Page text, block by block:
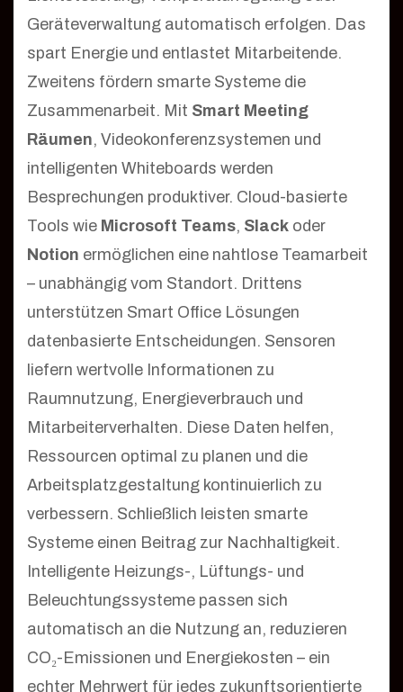
Geräteverwaltung automatisch erfolgen. Das
spart Energie und entlastet Mitarbeitende.
Zweitens fördern smarte Systeme die
Zusammenarbeit. Mit Smart Meeting
Räumen, Videokonferenzsystemen und
intelligenten Whiteboards werden
Besprechungen produktiver. Cloud-basierte
Tools wie Microsoft Teams, Slack oder
Notion ermöglichen eine nahtlose Teamarbeit
– unabhängig vom Standort. Drittens
unterstützen Smart Office Lösungen
datenbasierte Entscheidungen. Sensoren
liefern wertvolle Informationen zu
Raumnutzung, Energieverbrauch und
Mitarbeiterverhalten. Diese Daten helfen,
Ressourcen optimal zu planen und die
Arbeitsplatzgestaltung kontinuierlich zu
verbessern. Schließlich leisten smarte
Systeme einen Beitrag zur Nachhaltigkeit.
Intelligente Heizungs-, Lüftungs- und
Beleuchtungssysteme passen sich
automatisch an die Nutzung an, reduzieren
CO₂-Emissionen und Energiekosten – ein
echter Mehrwert für jedes zukunftsorientierte